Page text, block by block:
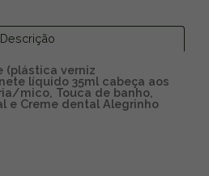
Descrição
(plástica verniz
líquido 35ml cabeça aos
mico, Touca de banho,
e Creme dental Alegrinho